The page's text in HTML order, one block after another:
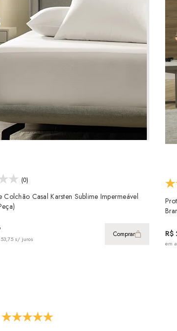
(0)
Colchão Casal Karsten Sublime Impermeável
s/ juros
Comprar R$
em